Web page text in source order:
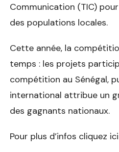
Communication (TIC)
des populations locales.
Cette année, la
temps : les projets
compétition au Sénégal,
international attribue un
des gagnants nationaux.
Pour plus d’infos cliquez ici